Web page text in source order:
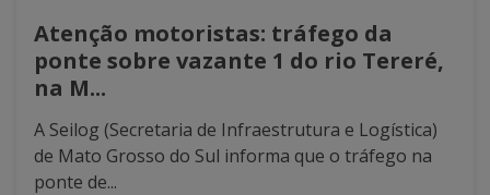
Atenção motoristas: tráfego da
ponte sobre vazante 1 do rio Tereré,
na M...
A Seilog (Secretaria de Infraestrutura e Logística)
de Mato Grosso do Sul informa que o tráfego na
ponte de...